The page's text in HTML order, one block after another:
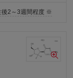
後2～3週間程度 ※